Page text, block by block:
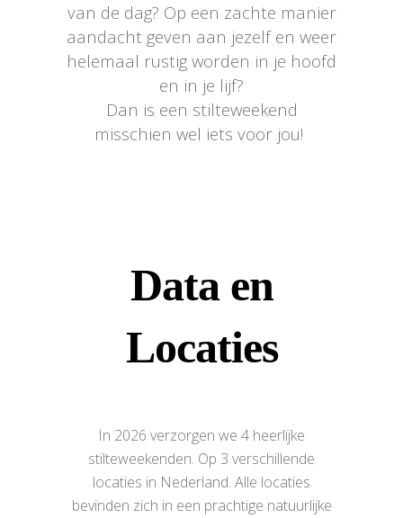
van de dag? Op een zachte manier
aandacht geven aan jezelf en weer
helemaal rustig worden in je hoofd
en in je lijf?
Dan is een stilteweekend
misschien wel iets voor jou!
Data en
Locaties
In 2026 verzorgen we 4 heerlijke
stilteweekenden. Op 3 verschillende
locaties in Nederland. Alle locaties
bevinden zich in een prachtige natuurlijke